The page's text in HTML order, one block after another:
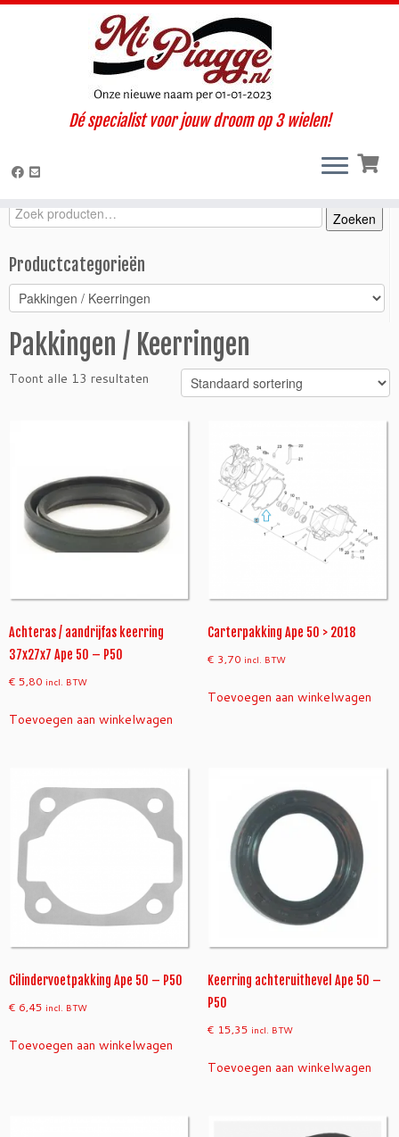
Dé specialist voor jouw droom op 3 wielen!
Onderdelen / accessoires » Ape 50 » Ape 50 (2018-
Zoeken
Zoeken
naar:
Zoeken
Productcategorieën
Pakkingen / Keerringen
Toont alle 13 resultaten
Achteras / aandrijfas keerring
37x27x7 Ape 50 – P50
€ 5,80 incl. BTW
Toevoegen aan winkelwagen
Carterpakking Ape 50 > 2018
€ 3,70 incl. BTW
Toevoegen aan winkelwagen
Cilindervoetpakking Ape 50 – P50
€ 6,45 incl. BTW
Toevoegen aan winkelwagen
Keerring achteruithevel Ape 50 –
P50
€ 15,35 incl. BTW
Toevoegen aan winkelwagen